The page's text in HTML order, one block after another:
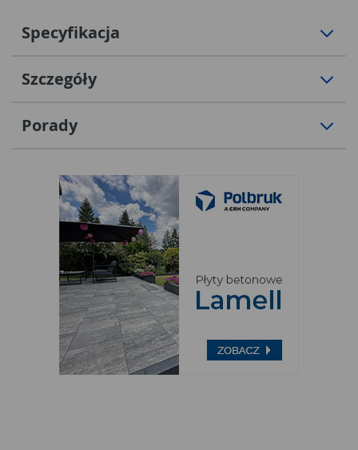
Specyfikacja
Szczegóły
Porady